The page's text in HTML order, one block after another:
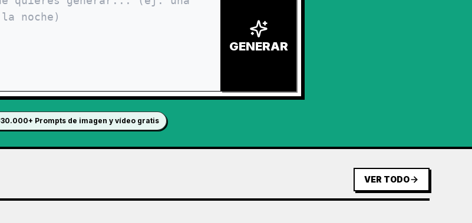
GENERAR
30.000+ Prompts de imagen y vídeo gratis
VER TODO